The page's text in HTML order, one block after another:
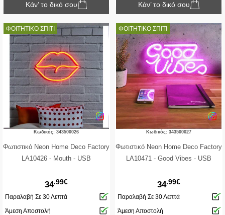
Κάν’ το δικό σου Κάν’ το δικό σου
ΦΟΙΤΗΤΙΚΟ ΣΠΙΤΙ
Κωδικός: 343500026
Φωτιστικό Neon Home Deco Factory
LA10426 - Mouth - USB
34.99€
Παραλαβή Σε 30 Λεπτά
Άμεση Αποστολή
ΦΟΙΤΗΤΙΚΟ ΣΠΙΤΙ
Κωδικός: 343500027
Φωτιστικό Neon Home Deco Factory
LA10471 - Good Vibes - USB
34.99€
Παραλαβή Σε 30 Λεπτά
Άμεση Αποστολή